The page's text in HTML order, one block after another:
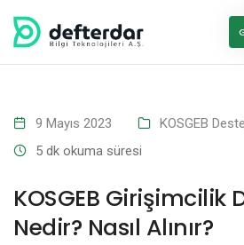
9 Mayıs 2023 KOSGEB
5 dk okuma süresi
KOSGEB Girişimcilik
Nedir? Nasıl Alınır?